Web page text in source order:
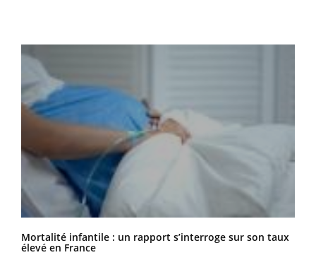
Mortalité infantile : un rapport s’interroge sur son taux
élevé en France